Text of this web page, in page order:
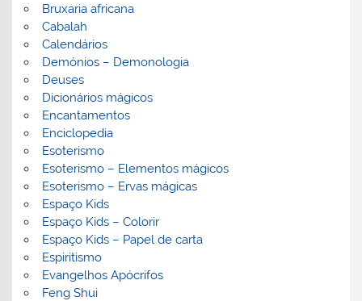
Bruxaria africana
Cabalah
Calendários
Demónios – Demonologia
Deuses
Dicionários mágicos
Encantamentos
Enciclopedia
Esoterismo
Esoterismo – Elementos mágicos
Esoterismo – Ervas mágicas
Espaço Kids
Espaço Kids – Colorir
Espaço Kids – Papel de carta
Espiritismo
Evangelhos Apócrifos
Feng Shui